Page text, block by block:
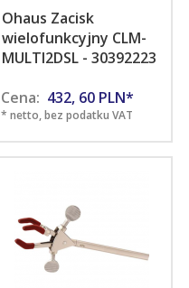
Ohaus Zacisk
wielofunkcyjny CLM-
MULTI2DSL - 30392223
Cena: 432, 60 PLN*
* netto, bez podatku VAT